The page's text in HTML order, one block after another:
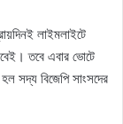
লাইমলাইটে
তবে এবার ভোটে
সদ্য বিজেপি সাংসদের